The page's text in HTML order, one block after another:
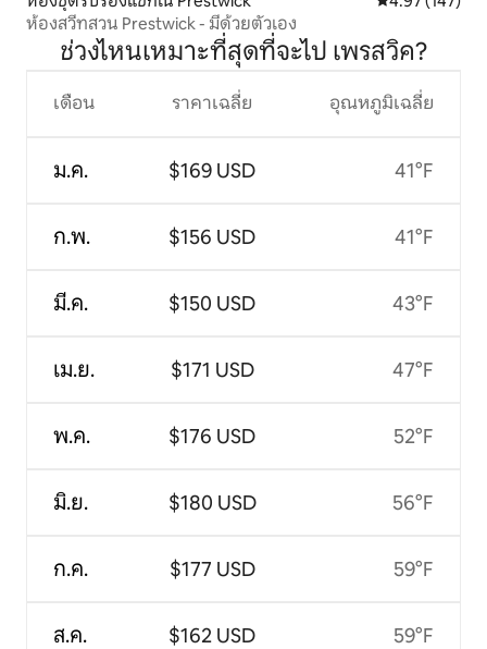
ห้องสวีทสวน Prestwick - มีด้วยตัวเอง
ช่วงไหนเหมาะที่สุดที่จะไป เพรสวิค?
เดือน
ม.ค.
ก.พ.
มี.ค.
เม.ย.
พ.ค.
มิ.ย.
ก.ค.
ส.ค.
ราคาเฉลี่ย
$169 USD
$156 USD
$150 USD
$171 USD
$176 USD
$180 USD
$177 USD
$162 USD
อุณหภูมิเฉลี่ย
41°F
41°F
43°F
47°F
52°F
56°F
59°F
59°F